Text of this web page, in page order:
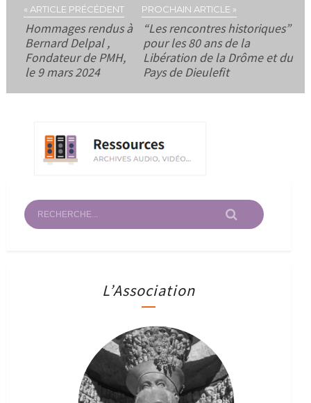
« ARTICLE PRÉCÉDENT
Hommages rendus à
Bernard Delpal ,
Fondateur de PMH,
le 9 mars 2024
PROCHAIN ARTICLE »
“Les rencontres historiques”
pour les 80 ans de la
Libération de la Drôme et du
Pays de Dieulefit
L’Association